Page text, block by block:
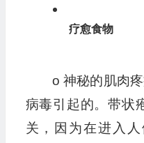
疗愈食物
o 神秘的肌肉
病毒引起的。带状
关，因为在进入